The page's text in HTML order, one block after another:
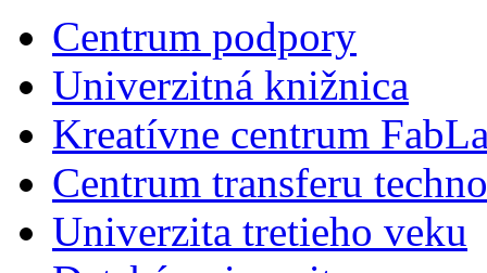
Centrum podpory
Univerzitná knižnica
Kreatívne centrum
Centrum transferu
Univerzita tretieho veku